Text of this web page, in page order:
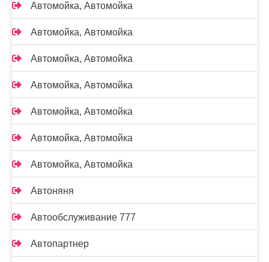
Автомойка, Автомойка
Автомойка, Автомойка
Автомойка, Автомойка
Автомойка, Автомойка
Автомойка, Автомойка
Автомойка, Автомойка
Автомойка, Автомойка
Автоняня
Автообслуживание 777
Автопартнер